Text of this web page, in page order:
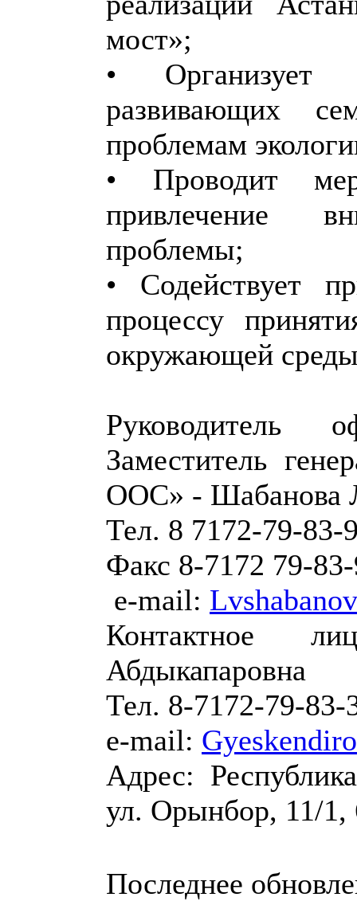
мост»;
• Организует
развивающих
проблемам
• Проводит
привлечение
проблемы;
• Содействует
процессу
окружающей
Заместитель
ООС» - Шабанова
Тел. 8 7172-79-83-
Факс 8-7172 79-
e-mail:
Контактное
Абдыкапаровна
Тел. 8-7172-79-83-
e-mail:
Адрес:
ул. Орынбор, 11/1,
Последнее